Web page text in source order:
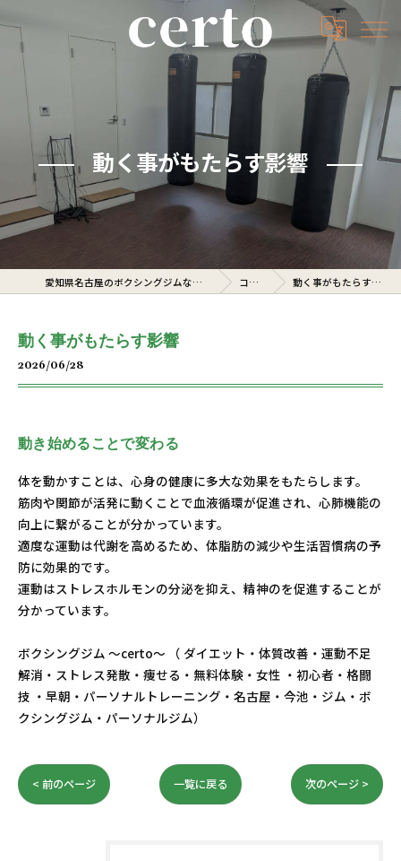
動く事がもたらす影響
愛知県名古屋のボクシングジムならcerto コラム 動く事がもたらす影響
動く事がもたらす影響
2026/06/28
動き始めることで変わる
体を動かすことは、心身の健康に多大な効果をもたらします。
筋肉や関節が活発に動くことで血液循環が促進され、心肺機能の
向上に繋がることが分かっています。
適度な運動は代謝を高めるため、体脂肪の減少や生活習慣病の予
防に効果的です。
運動はストレスホルモンの分泌を抑え、精神のを促進することが
分かっています。
ボクシングジム ～certo～ （ ダイエット・体質改善・運動不足
解消・ストレス発散・痩せる・無料体験・女性 ・初心者・格闘
技 ・早朝・パーソナルトレーニング・名古屋・今池・ジム・ボ
クシングジム・パーソナルジム）
< 前のページ 一覧に戻る 次のページ >